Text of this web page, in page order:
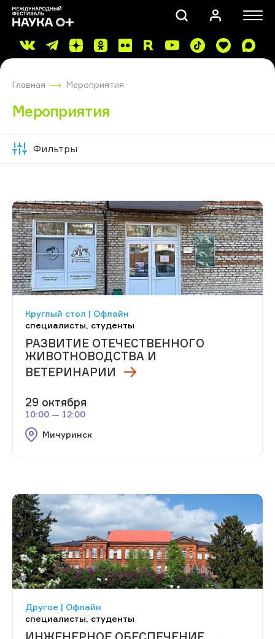
Главная Мероприятия
Мероприятия
Фильтры
Круглый стол | Офлайн
специалисты, студенты
РАЗВИТИЕ ОТЕЧЕСТВЕННОГО
ЖИВОТНОВОДСТВА И
ВЕТЕРИНАРИИ
29 октября
10:00 — 12:00
Мичуринск
Другое | Офлайн
специалисты, студенты
ИНЖЕНЕРНОЕ ОБЕСПЕЧЕНИЕ